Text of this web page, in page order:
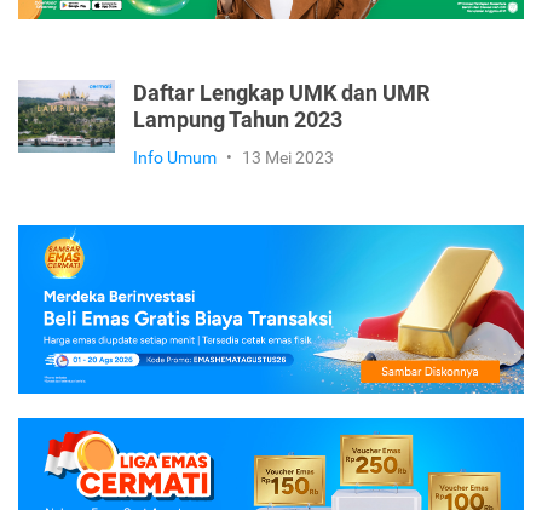
Daftar Lengkap UMK dan UMR
Lampung Tahun 2023
Info Umum • 13 Mei 2023